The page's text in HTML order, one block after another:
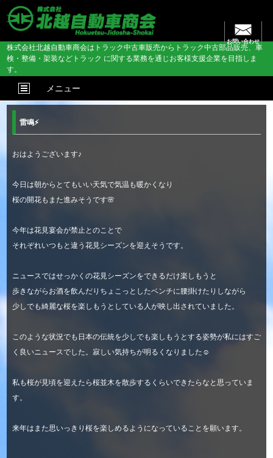
お問い合わせ
株式会社北越自動車商会はトラック中古車販売からトラック中古部品販売、車
検・整備・架装などトラック に関する業務を通じお客様支援企業を目指しま
す。
メニュー
雷鳴⚡
おはようございます♪
今日は朝からとてもいい天気で気温も暖かくなり
桜の開花もまた進みそうです🌸
今年は花見宴会が禁止とのことで
それぞれいつもと違う花見シーズンを迎えそうです。
ニュースではせっかくの花見シーズンをできるだけ楽しもうと
歩きながらお酒を飲んだりちょこっとしたベンチに腰掛けたりしながら
少しでも綺麗な桜を楽しもうとしている人が映し出されていました。
このような状況でも日本の伝統を少しでも楽しもうとする姿勢が私にはすご
く良いニュースでした。寂しい気持ちが明るくなりました☺
私も桜が見頃を迎えたら桜並木を散歩するくらいできたらなと思っていま
す。
来年はまた思いっきり桜を楽しめるようになっていることを願います。